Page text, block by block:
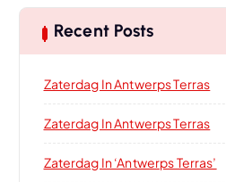
Recent Posts
Zaterdag In Antwerps Terras
Zaterdag In Antwerps Terras
Zaterdag In ‘Antwerps Terras’